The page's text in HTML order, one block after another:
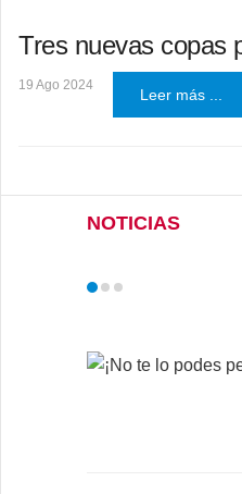
Tres nuevas copas
19 Ago 2024
Leer más ...
NOTICIAS